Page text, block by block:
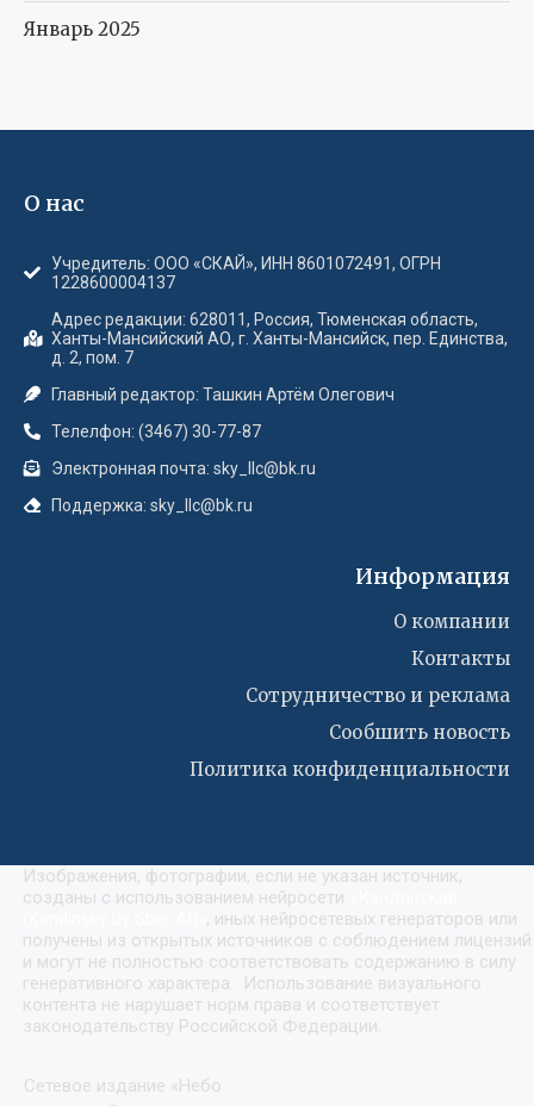
Январь 2025
О нас
Учредитель: ООО «СКАЙ», ИНН 8601072491, ОГРН
1228600004137
Адрес редакции: 628011, Россия, Тюменская область,
Ханты-Мансийский АО, г. Ханты-Мансийск, пер. Единства,
д. 2, пом. 7
Главный редактор: Ташкин Артём Олегович
Телелфон: (3467) 30-77-87
Электронная почта: sky_llc@bk.ru
Поддержка: sky_llc@bk.ru
Информация
О компании
Контакты
Сотрудничество и реклама
Сообшить новость
Политика конфиденциальности
Изображения, фотографии, если не указан источник,
созданы с использованием нейросети
, иных нейросетевых генераторов или
получены из открытых источников с соблюдением лицензий
и могут не полностью соответствовать содержанию в силу
генеративного характера. Использование визуального
контента не нарушает норм права и соответствует
законодательству Российской Федерации.
Сетевое издание «Небо